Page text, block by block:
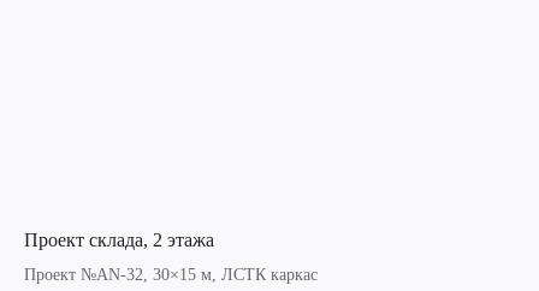
Проект склада, 2 этажа
Проект №AN-32, 30×15 м, ЛСТК каркас